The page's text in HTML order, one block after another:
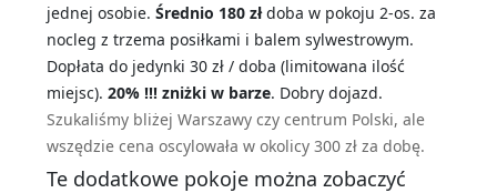
jednej osobie. Średnio 180 złdoba w pokoju 2-os. za
nocleg z trzema posiłkami i balem sylwestrowym.
Dopłata do jedynki 30 zł / doba (limitowana ilość
miejsc). 20% !!! zniżki w barze. Dobry dojazd.
Szukaliśmy bliżej Warszawy czy centrum Polski, ale
wszędzie cena oscylowała w okolicy 300 zł za dobę.
Te dodatkowe pokoje można zobaczyć